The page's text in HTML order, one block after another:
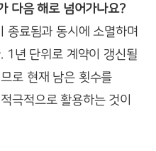
다음 해로 넘어가나요?
종료됨과 동시에 소멸하며
1년 단위로 계약이 갱신될
로 현재 남은 횟수를
극적으로 활용하는 것이